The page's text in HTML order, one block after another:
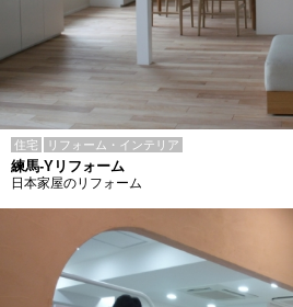
住宅 リフォーム・インテリア
練馬-Yリフォーム
日本家屋のリフォーム